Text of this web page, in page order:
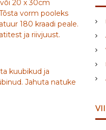
20 x 30cm
vorm pooleks
180 kraadi peale.
ja riivjuust.
kuubikud ja
Jahuta natuke